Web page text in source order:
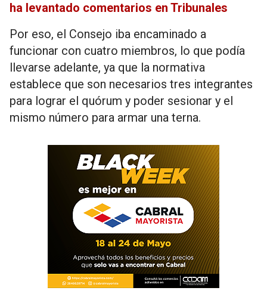
ha levantado comentarios en Tribunales
Por eso, el Consejo iba encaminado a
funcionar con cuatro miembros, lo que podía
llevarse adelante, ya que la normativa
establece que son necesarios tres integrantes
para lograr el quórum y poder sesionar y el
mismo número para armar una terna.